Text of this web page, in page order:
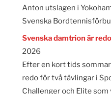
Anton utslagen i
Svenska
Svenska damtrion är
2026
Efter en kort tids
redo för två tävlingar i
Challenger och Elite